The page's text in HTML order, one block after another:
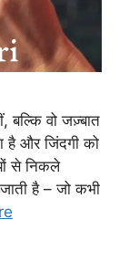
बल्कि वो जज़्बात
है और जिंदगी को
से निकले
है – जो कभी